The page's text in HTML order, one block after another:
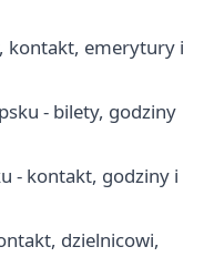
kontakt, emerytury i
- bilety, godziny
- kontakt, godziny i
dzielnicowi,